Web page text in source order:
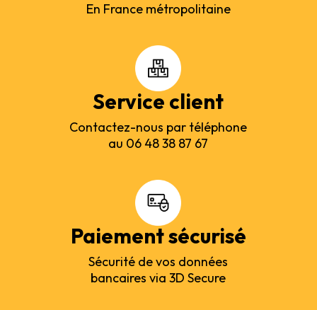
En France métropolitaine
Service client
Contactez-nous par téléphone
au 06 48 38 87 67
Paiement sécurisé
Sécurité de vos données
bancaires via 3D Secure